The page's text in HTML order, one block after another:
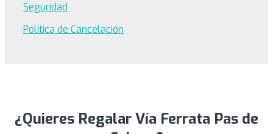
Seguridad
Política de Cancelación
¿Quieres Regalar Vía Ferrata Pas de